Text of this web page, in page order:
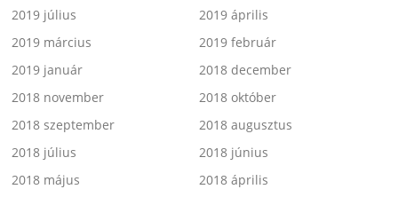
2019 július
2019 április
2019 március
2019 február
2019 január
2018 december
2018 november
2018 október
2018 szeptember
2018 augusztus
2018 július
2018 június
2018 május
2018 április